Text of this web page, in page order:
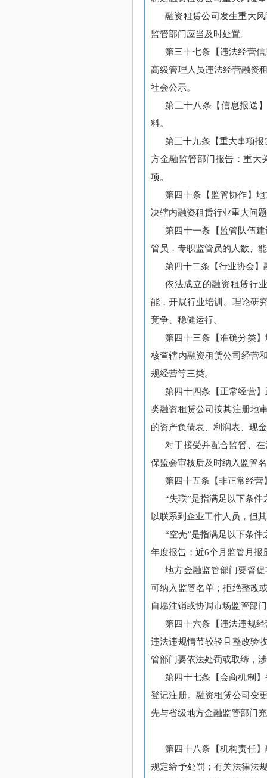
融资租赁公司发生重大
监管部门应当及时处置。
第三十七条【违法经营
高级管理人员违法经营融资
社会公示。
第三十八条【信息报送
料。
第三十九条【重大事项
方金融监管部门报告：重大
项。
第四十条【监管协作】
决辖内融资租赁行业重大问
第四十一条【监管队伍
管员，专职监管员的人数、
第四十二条【行业协会
依法成立的融资租赁行
能，开展行业培训、理论研
竞争、稳健运行。
第四十三条【准确分类
核查辖内融资租赁公司经营
规经营等三类。
第四十四条【正常经营
类融资租赁公司按其注册地
的资产负债表、利润表、现
对于接受并配合监管、
保监会审核后及时纳入监管
第四十五条【非正常经营
“失联”是指满足以下条
以联系到企业工作人员，但
“空壳”是指满足以下条
年度报告；近6个月监管月报
地方金融监管部门要督
可纳入监管名单；拒绝整改
自愿注销或协调市场监管部
第四十六条【违法违规
违法违规情节较轻且整改验
管部门要依法处罚或取缔，
第四十七条【会商机制
登记注册。融资租赁公司变
先与省级地方金融监管部门
第四十八条【机构责任
规定给予处罚；有关法律法